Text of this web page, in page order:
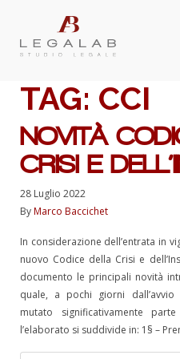
TAG: CCI
NOVITÀ
CRISI E
28 Luglio 2022
ByMarco Baccichet
In considerazione dell’entrata in
nuovo Codice della Crisi e
documento le principali novità
quale, a pochi giorni
mutato significativamente
l’elaborato si suddivide in: 1§ –